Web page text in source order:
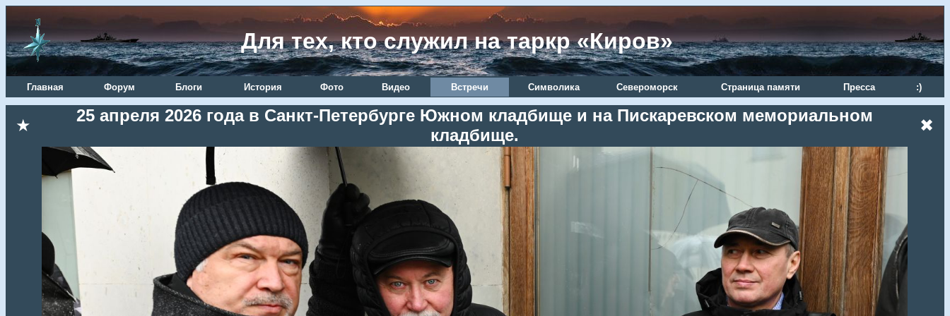
Для тех, кто служил на таркр «Киров»
Главная Форум Блоги История Фото Видео Встречи Символика Североморск Страница памяти Пресса :)
★
25 апреля 2026 года в Санкт-Петербурге Южном кладбище и на Пискаревском мемориальном
кладбище.
✖